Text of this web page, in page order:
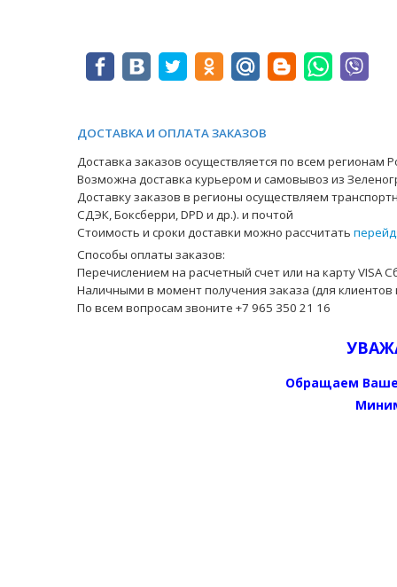
ДОСТАВКА И ОПЛАТА ЗАКАЗОВ
Доставка заказов осуществляется по всем регионам
Возможна доставка курьером и самовывоз из
Доставку заказов в регионы осуществляем
СДЭК, Боксберри, DPD и др.). и почтой
Стоимость и сроки доставки можно рассчитать
Способы оплаты заказов:
Перечислением на расчетный счет или на карту VISA
Наличными в момент получения заказа (для
По всем вопросам звоните +7 965 350 21 16
Обращаем